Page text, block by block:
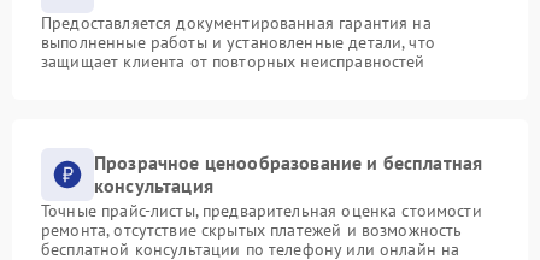
Предоставляется документированная гарантия на
выполненные работы и установленные детали, что
защищает клиента от повторных неисправностей
Прозрачное ценообразование и бесплатная
консультация
Точные прайс-листы, предварительная оценка стоимости
ремонта, отсутствие скрытых платежей и возможность
бесплатной консультации по телефону или онлайн на